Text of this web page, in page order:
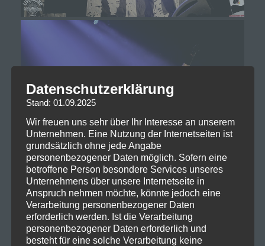
Datenschutzerklärung
Stand: 01.09.2025
Wir freuen uns sehr über Ihr Interesse an unserem
Unternehmen. Eine Nutzung der Internetseiten ist
grundsätzlich ohne jede Angabe
personenbezogener Daten möglich. Sofern eine
betroffene Person besondere Services unseres
Unternehmens über unsere Internetseite in
Anspruch nehmen möchte, könnte jedoch eine
Verarbeitung personenbezogener Daten
erforderlich werden. Ist die Verarbeitung
personenbezogener Daten erforderlich und
besteht für eine solche Verarbeitung keine